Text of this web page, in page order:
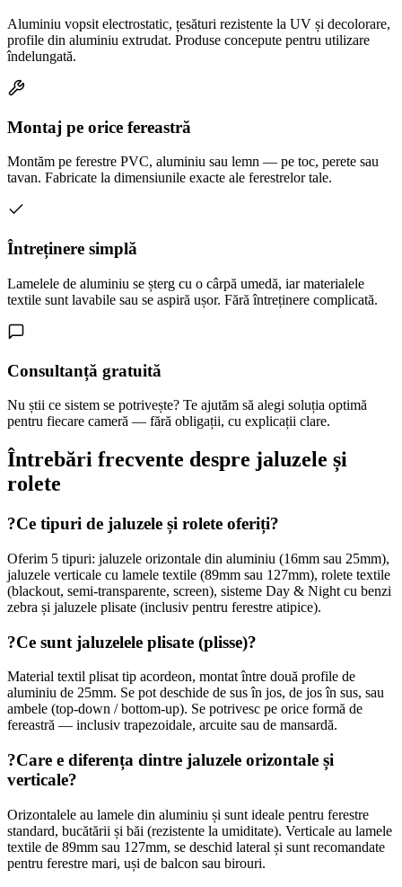
Aluminiu vopsit electrostatic, țesături rezistente la UV și decolorare,
profile din aluminiu extrudat. Produse concepute pentru utilizare
îndelungată.
Montaj pe orice fereastră
Montăm pe ferestre PVC, aluminiu sau lemn — pe toc, perete sau
tavan. Fabricate la dimensiunile exacte ale ferestrelor tale.
Întreținere simplă
Lamelele de aluminiu se șterg cu o cârpă umedă, iar materialele
textile sunt lavabile sau se aspiră ușor. Fără întreținere complicată.
Consultanță gratuită
Nu știi ce sistem se potrivește? Te ajutăm să alegi soluția optimă
pentru fiecare cameră — fără obligații, cu explicații clare.
Întrebări frecvente despre jaluzele și
rolete
?Ce tipuri de jaluzele și rolete oferiți?
Oferim 5 tipuri: jaluzele orizontale din aluminiu (16mm sau 25mm),
jaluzele verticale cu lamele textile (89mm sau 127mm), rolete textile
(blackout, semi-transparente, screen), sisteme Day & Night cu benzi
zebra și jaluzele plisate (inclusiv pentru ferestre atipice).
?Ce sunt jaluzelele plisate (plisse)?
Material textil plisat tip acordeon, montat între două profile de
aluminiu de 25mm. Se pot deschide de sus în jos, de jos în sus, sau
ambele (top-down / bottom-up). Se potrivesc pe orice formă de
fereastră — inclusiv trapezoidale, arcuite sau de mansardă.
?Care e diferența dintre jaluzele orizontale și
verticale?
Orizontalele au lamele din aluminiu și sunt ideale pentru ferestre
standard, bucătării și băi (rezistente la umiditate). Verticale au lamele
textile de 89mm sau 127mm, se deschid lateral și sunt recomandate
pentru ferestre mari, uși de balcon sau birouri.